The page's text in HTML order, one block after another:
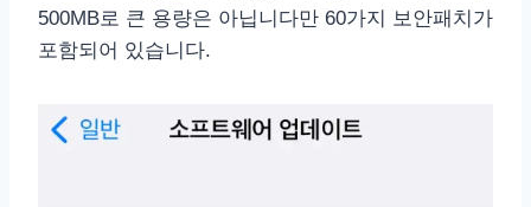
500MB로 큰 용량은 아닙니다만 60가지 보안패치가
포함되어 있습니다.